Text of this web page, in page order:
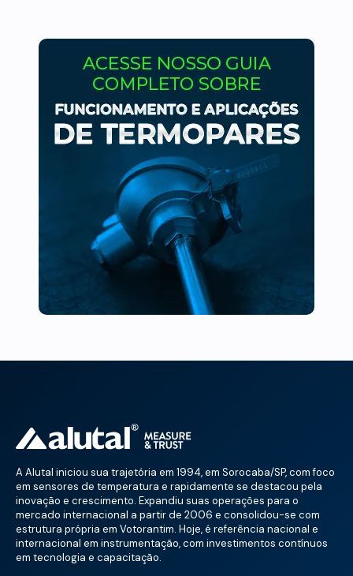
A Alutal iniciou sua trajetória em 1994, em Sorocaba/SP, com foco
em sensores de temperatura e rapidamente se destacou pela
inovação e crescimento. Expandiu suas operações para o
mercado internacional a partir de 2006 e consolidou-se com
estrutura própria em Votorantim. Hoje, é referência nacional e
internacional em instrumentação, com investimentos contínuos
em tecnologia e capacitação.